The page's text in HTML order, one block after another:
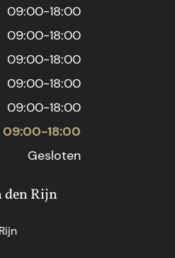
09:00-18:00
09:00-18:00
09:00-18:00
09:00-18:00
09:00-18:00
09:00-18:00
Gesloten
den Rijn